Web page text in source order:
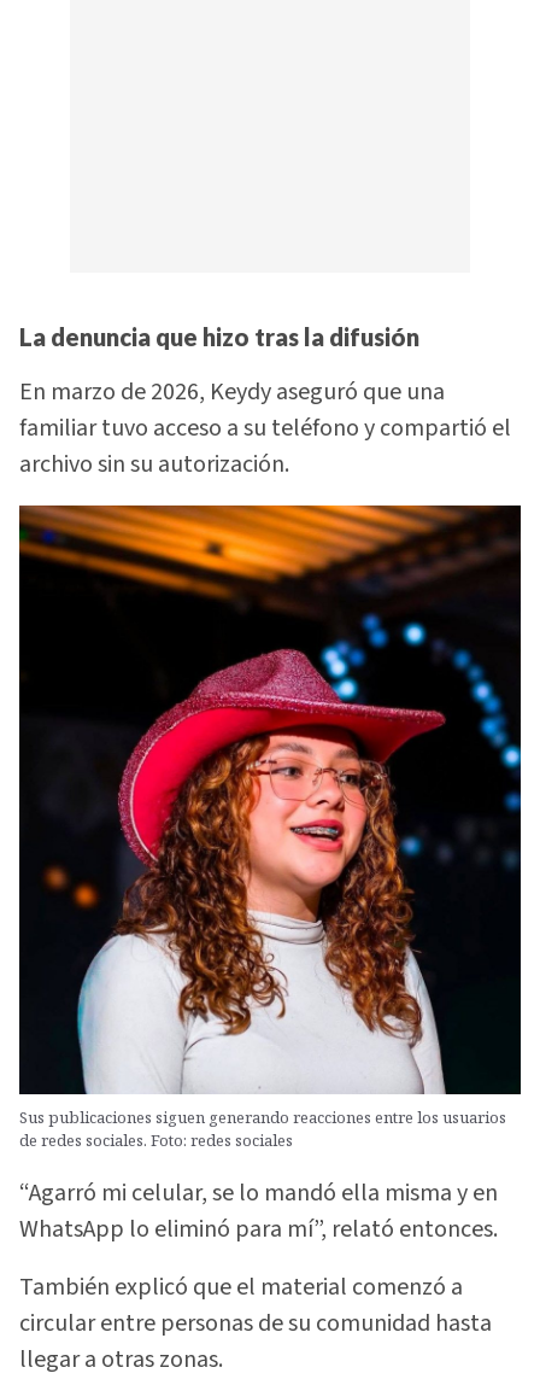
La denuncia que hizo tras la difusión
En marzo de 2026, Keydy aseguró que una
familiar tuvo acceso a su teléfono y compartió el
archivo sin su autorización.
Sus publicaciones siguen generando reacciones entre los usuarios
de redes sociales. Foto: redes sociales
“Agarró mi celular, se lo mandó ella misma y en
WhatsApp lo eliminó para mí”, relató entonces.
También explicó que el material comenzó a
circular entre personas de su comunidad hasta
llegar a otras zonas.